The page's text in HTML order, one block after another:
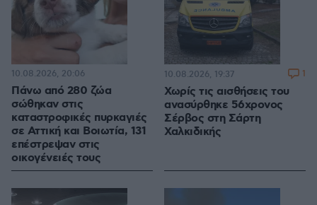
Πάνω από 280 ζώα
σώθηκαν στις
καταστροφικές πυρκαγιές
σε Αττική και Βοιωτία, 131
επέστρεψαν στις
οικογένειές τους
10.08.2026, 20:06
Χωρίς τις αισθήσεις του
ανασύρθηκε 56χρονος
Σέρβος στη Σάρτη
Χαλκιδικής
10.08.2026, 19:37 1